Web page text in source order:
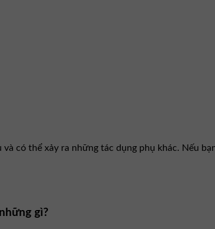
có thể xảy ra những tác dụng phụ khác. Nếu
gì?